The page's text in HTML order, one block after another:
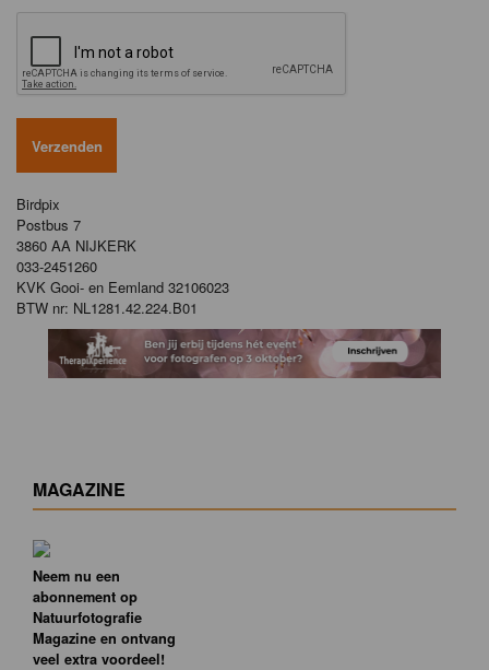
Birdpix
Postbus 7
3860 AA NIJKERK
033-2451260
KVK Gooi- en Eemland 32106023
BTW nr: NL1281.42.224.B01
MAGAZINE
Neem nu een
abonnement op
Natuurfotografie
Magazine en ontvang
veel extra voordeel!